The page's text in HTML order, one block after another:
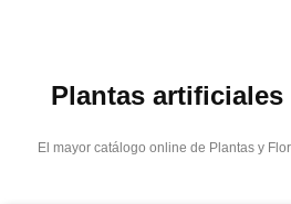
Plantas artificiales
El mayor catálogo online de Plantas y